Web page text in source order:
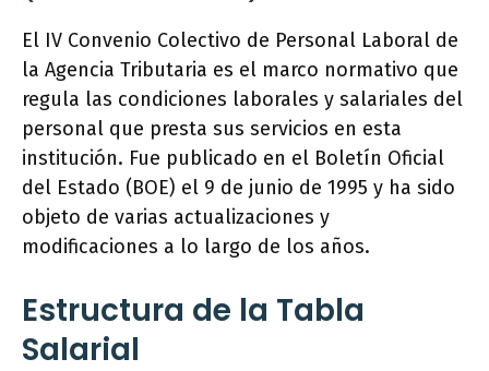
El IV Convenio Colectivo de Personal Laboral de
la Agencia Tributaria es el marco normativo que
regula las condiciones laborales y salariales del
personal que presta sus servicios en esta
institución. Fue publicado en el Boletín Oficial
del Estado (BOE) el 9 de junio de 1995 y ha sido
objeto de varias actualizaciones y
modificaciones a lo largo de los años.
Estructura de la Tabla
Salarial